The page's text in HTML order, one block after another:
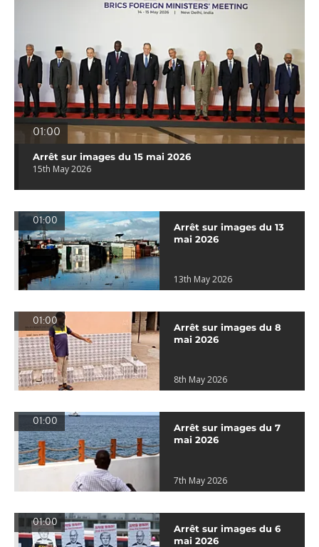
01:00
Arrêt sur images du 15 mai 2026
15th May 2026
01:00
Arrêt sur images du 13
mai 2026
13th May 2026
01:00
Arrêt sur images du 8
mai 2026
8th May 2026
01:00
Arrêt sur images du 7
mai 2026
7th May 2026
01:00
Arrêt sur images du 6
mai 2026